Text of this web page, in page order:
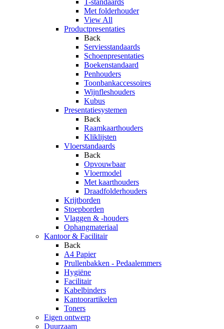
T-standaards
Met folderhouder
View All
Productpresentaties
Back
Serviesstandaards
Schoenpresentaties
Boekenstandaard
Penhouders
Toonbankaccessoires
Wijnfleshouders
Kubus
Presentatiesystemen
Back
Raamkaarthouders
Kliklijsten
Vloerstandaards
Back
Opvouwbaar
Vloermodel
Met kaarthouders
Draadfolderhouders
Krijtborden
Stoepborden
Vlaggen & -houders
Ophangmateriaal
Kantoor & Facilitair
Back
A4 Papier
Prullenbakken - Pedaalemmers
Hygiëne
Facilitair
Kabelbinders
Kantoorartikelen
Toners
Eigen ontwerp
Duurzaam